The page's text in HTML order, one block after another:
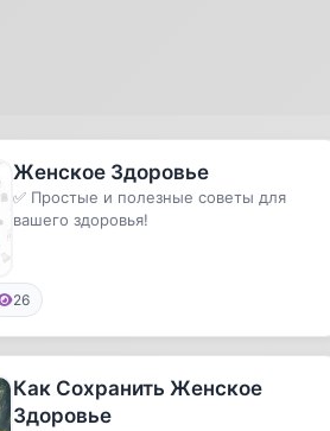
Женское Здоровье
✅ Простые и полезные советы для
вашего здоровья!
26
Как Сохранить Женское
Здоровье